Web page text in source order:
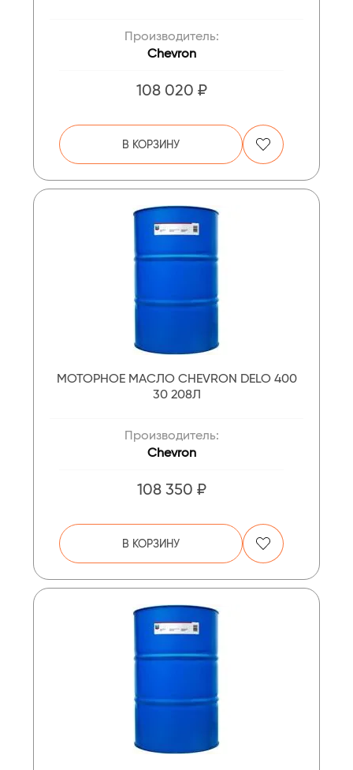
Производитель:
Chevron
108 020 ₽
В КОРЗИНУ
МОТОРНОЕ МАСЛО CHEVRON DELO 400
30 208Л
Производитель:
Chevron
108 350 ₽
В КОРЗИНУ